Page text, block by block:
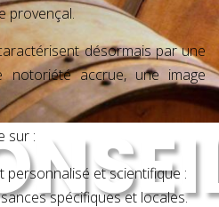
provençal.
désormais par une
notoriété accrue, une image
sur :
personnalisé et scientifique :
spécifiques et locales.